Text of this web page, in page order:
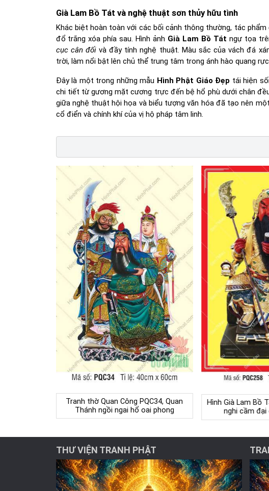
Già Lam Bồ Tát và nghệ thuật sơn thủy hữu tình
Khác biệt hoàn toàn với các bối cảnh thông thường, tác
đổ trắng xóa phía sau. Hình ảnh Già Lam Bồ Tát ngự tọa
cục cân đốivà đầy tính nghệ thuật. Màu sắc của vách đá
trời, làm nổi bật lên chủ thể trung tâm trong ánh hào quang
Đây là một trong những mẫu Hình Phật Giáo Đẹp tái hiện
chi tiết từ gương mặt cương trực đến bệ hổ phù dưới chân
giữa nghệ thuật hội họa và biểu tượng văn hóa đã tạo nên một
cổ điển và chính khí của vị hộ pháp tâm linh.
Tranh thờ Quan Công PQC34, Quan
Thánh ngồi ngai hổ oai phong
Hình Già Lam Bồ
nghi cầm
THƯ VIỆN TRANH PHẬT